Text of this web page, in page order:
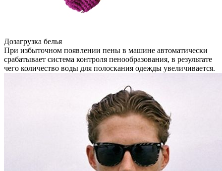
Дозагрузка белья
При избыточном появлении пены в машине автоматически
срабатывает система контроля пенообразования, в результате
чего количество воды для полоскания одежды увеличивается.